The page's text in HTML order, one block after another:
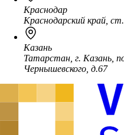
Краснодар
Краснодарский край,
Казань
Татарстан, г. Казань,
Чернышевского, д.67